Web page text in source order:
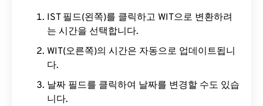
IST 필드(왼쪽)를 클릭하고 WIT으로 변환하려
는 시간을 선택합니다.
WIT(오른쪽)의 시간은 자동으로 업데이트됩니
다.
날짜 필드를 클릭하여 날짜를 변경할 수도 있습
니다.